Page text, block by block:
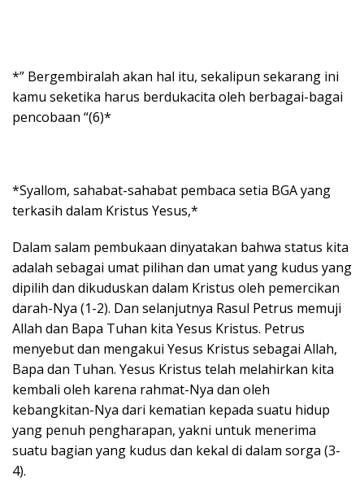
*” Bergembiralah akan hal itu, sekalipun sekarang ini
kamu seketika harus berdukacita oleh berbagai-bagai
pencobaan “(6)*
*Syallom, sahabat-sahabat pembaca setia BGA yang
terkasih dalam Kristus Yesus,*
Dalam salam pembukaan dinyatakan bahwa status kita
adalah sebagai umat pilihan dan umat yang kudus yang
dipilih dan dikuduskan dalam Kristus oleh pemercikan
darah-Nya (1-2). Dan selanjutnya Rasul Petrus memuji
Allah dan Bapa Tuhan kita Yesus Kristus. Petrus
menyebut dan mengakui Yesus Kristus sebagai Allah,
Bapa dan Tuhan. Yesus Kristus telah melahirkan kita
kembali oleh karena rahmat-Nya dan oleh
kebangkitan-Nya dari kematian kepada suatu hidup
yang penuh pengharapan, yakni untuk menerima
suatu bagian yang kudus dan kekal di dalam sorga (3-
4).